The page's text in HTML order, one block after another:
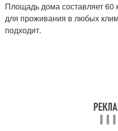
Площадь дома составляет 60
для проживания в любых
подходит.